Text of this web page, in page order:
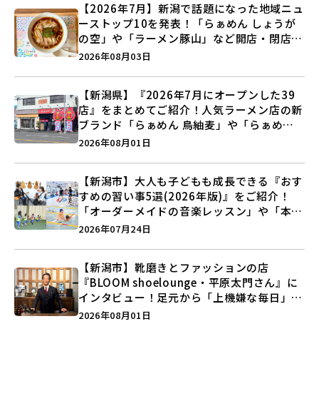
【2026年7月】新潟で話題になった地域ニュ
ーストップ10を発表！「らぁめん しょうが
の空」や「ラーメン豚山」など開店・閉店の
注目記事をランキングでご紹介♪
2026年08月03日
【新潟県】『2026年7月にオープンした39
店』をまとめてご紹介！人気ラーメン店の新
ブランド「らぁめん 鳥紬麦」や「らぁめん
しょうがの空」など盛りだくさん♪
2026年08月01日
【新潟市】大人も子どもも成長できる『おす
すめの習い事5選(2026年版)』をご紹介！
「オーダーメイドの音楽レッスン」や「本格
キックボクシング」で新しい自分を見つけよ
2026年07月24日
【新潟市】靴磨きとファッションの店
『BLOOM shoelounge・平原太門さん』に
インタビュー！足元から「上機嫌な毎日」を
つくる装いの提案とは？
2026年08月01日